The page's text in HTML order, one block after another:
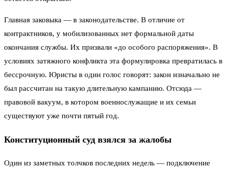
Главная заковыка — в законодательстве. В отличие от
контрактников, у мобилизованных нет формальной даты
окончания службы. Их призвали «до особого распоряжения». В
условиях затяжного конфликта эта формулировка превратилась в
бессрочную. Юристы в один голос говорят: закон изначально не
был рассчитан на такую длительную кампанию. Отсюда —
правовой вакуум, в котором военнослужащие и их семьи
существуют уже почти пятый год.
Конституционный суд взялся за жалобы
Один из заметных толчков последних недель — подключение